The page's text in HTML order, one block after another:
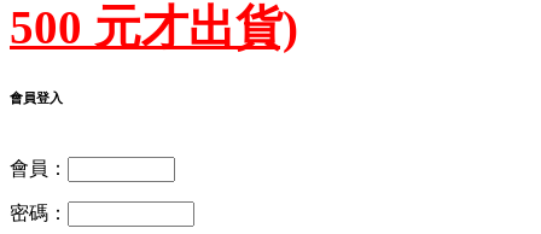
500 元才出貨)
會員登入
會員：
密碼：